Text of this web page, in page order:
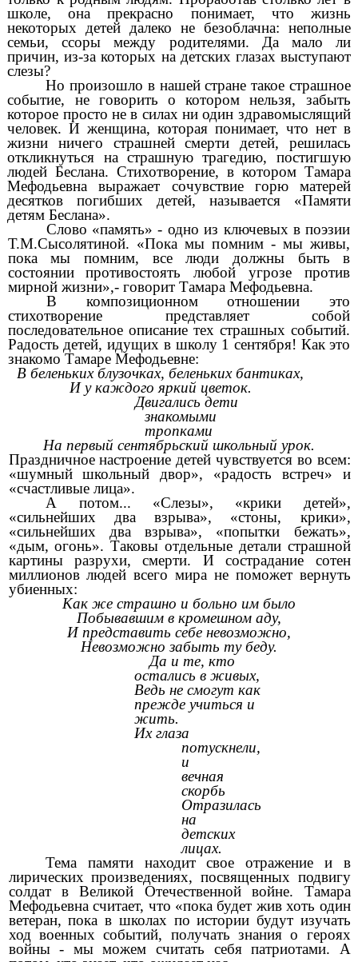
школе, она прекрасно понимает, что жизнь
некоторых детей далеко не безоблачна: неполные
семьи, ссоры между родителями. Да мало ли
причин, из-за которых на детских глазах выступают
слезы?
Но произошло в нашей стране такое страшное
событие, не говорить о котором нельзя, забыть
которое просто не в силах ни один здравомыслящий
человек. И женщина, которая понимает, что нет в
жизни ничего страшней смерти детей, решилась
откликнуться на страшную трагедию, постигшую
людей Беслана. Стихотворение, в котором Тамара
Мефодьевна выражает сочувствие горю матерей
десятков погибших детей, называется «Памяти
детям Беслана».
Слово «память» - одно из ключевых в поэзии
Т.М.Сысолятиной. «Пока мы помним - мы живы,
пока мы помним, все люди должны быть в
состоянии
противостоять любой угрозе против
мирной жизни»,- говорит Тамара Мефодьевна.
В композиционном отношении это
стихотворение представляет собой
последовательное описание тех страшных событий.
Радость детей, идущих в школу 1 сентября! Как это
знакомо Тамаре Мефодьевне:
В беленьких блузочках, беленьких бантиках,
И у каждого яркий цветок.
Двигались дети
знакомыми
тропками
На первый сентябрьский школьный урок.
Праздничное настроение детей чувствуется во всем:
«шумный школьный двор», «радость встреч» и
«счастливые лица».
А потом... «Слезы», «крики детей»,
«сильнейших два взрыва», «стоны, крики»,
«сильнейших два взрыва», «попытки бежать»,
«дым, огонь». Таковы отдельные детали страшной
картины разрухи, смерти. И сострадание сотен
миллионов людей всего мира не поможет вернуть
убиенных:
Как же страшно и больно им было
Побывавшим в кромешном аду,
И представить себе невозможно,
Невозможно забыть ту беду.
Да и те, кто
остались в живых,
Ведь не смогут как
прежде учиться и
жить.
Их глаза
потускнели,
и
вечная
скорбь
Отразилась
на
детских
лицах.
Тема памяти находит свое отражение и в
лирических произведениях, посвященных подвигу
солдат в Великой Отечественной войне. Тамара
Мефодьевна считает, что «пока будет жив хоть один
ветеран, пока в школах по истории будут изучать
ход военных событий, получать знания о героях
войны - мы можем считать себя патриотами. А